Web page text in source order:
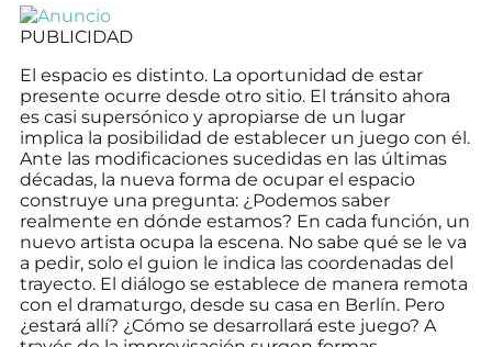
PUBLICIDAD
El espacio es distinto. La oportunidad de estar
presente ocurre desde otro sitio. El tránsito ahora
es casi supersónico y apropiarse de un lugar
implica la posibilidad de establecer un juego con él.
Ante las modificaciones sucedidas en las últimas
décadas, la nueva forma de ocupar el espacio
construye una pregunta: ¿Podemos saber
realmente en dónde estamos? En cada función, un
nuevo artista ocupa la escena. No sabe qué se le va
a pedir, solo el guion le indica las coordenadas del
trayecto. El diálogo se establece de manera remota
con el dramaturgo, desde su casa en Berlín. Pero
¿estará allí? ¿Cómo se desarrollará este juego? A